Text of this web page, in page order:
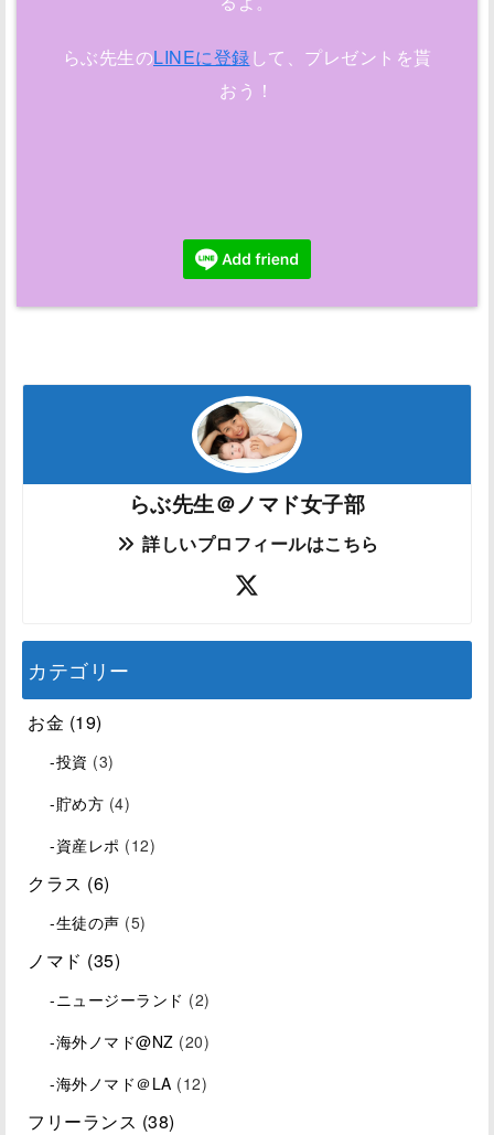
らぶ先生のLINEに登録して、プレゼントを貰
おう！
らぶ先生＠ノマド女子部
詳しいプロフィールはこちら
カテゴリー
お金 (19)
-投資 (3)
-貯め方 (4)
-資産レポ (12)
クラス (6)
-生徒の声 (5)
ノマド (35)
-ニュージーランド (2)
-海外ノマド@NZ (20)
-海外ノマド＠LA (12)
フリーランス (38)